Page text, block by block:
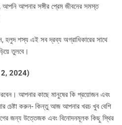
আপনার সঙ্গীর প্রেম জীবনের সমস্ত
হলুদ শস্য এই সব দ্রব্য অগ্রাধিকারের সাথে
তুলবে।
2024)
আপনার কাছে মানুষের কি প্রয়োজন এবং
চেষ্টা করুন- কিন্তু আজ আপনার খরচ খুব বেশি
জন্য উত্তেজক এবং বিনোদনমূলক কিছু স্থির